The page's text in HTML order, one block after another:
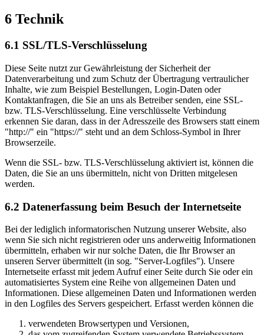
6 Technik
6.1 SSL/TLS-Verschlüsselung
Diese Seite nutzt zur Gewährleistung der Sicherheit der
Datenverarbeitung und zum Schutz der Übertragung vertraulicher
Inhalte, wie zum Beispiel Bestellungen, Login-Daten oder
Kontaktanfragen, die Sie an uns als Betreiber senden, eine SSL-
bzw. TLS-Verschlüsselung. Eine verschlüsselte Verbindung
erkennen Sie daran, dass in der Adresszeile des Browsers statt einem
"http://" ein "https://" steht und an dem Schloss-Symbol in Ihrer
Browserzeile.
Wenn die SSL- bzw. TLS-Verschlüsselung aktiviert ist, können die
Daten, die Sie an uns übermitteln, nicht von Dritten mitgelesen
werden.
6.2 Datenerfassung beim Besuch der Internetseite
Bei der lediglich informatorischen Nutzung unserer Website, also
wenn Sie sich nicht registrieren oder uns anderweitig Informationen
übermitteln, erhaben wir nur solche Daten, die Ihr Browser an
unseren Server übermittelt (in sog. "Server-Logfiles"). Unsere
Internetseite erfasst mit jedem Aufruf einer Seite durch Sie oder ein
automatisiertes System eine Reihe von allgemeinen Daten und
Informationen. Diese allgemeinen Daten und Informationen werden
in den Logfiles des Servers gespeichert. Erfasst werden können die
verwendeten Browsertypen und Versionen,